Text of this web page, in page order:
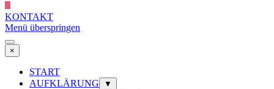
KONTAKT
Menü überspringen
×
START
AUFKLÄRUNG
▼